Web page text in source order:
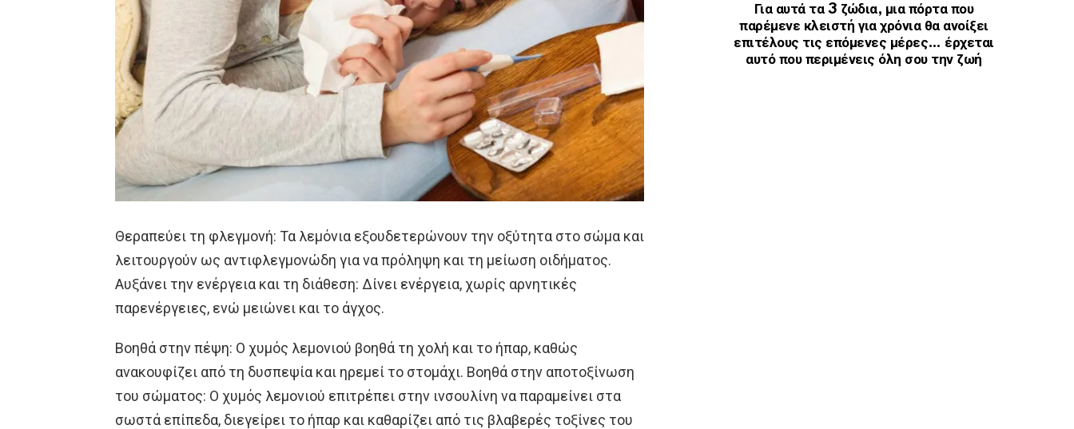
Θεραπεύει τη φλεγμονή: Τα λεμόνια εξουδετερώνουν την οξύτητα στο σώμα και
λειτουργούν ως αντιφλεγμονώδη για να πρόληψη και τη μείωση οιδήματος.
Αυξάνει την ενέργεια και τη διάθεση: Δίνει ενέργεια, χωρίς αρνητικές
παρενέργειες, ενώ μειώνει και το άγχος.
Βοηθά στην πέψη: Ο χυμός λεμονιού βοηθά τη χολή και το ήπαρ, καθώς
ανακουφίζει από τη δυσπεψία και ηρεμεί το στομάχι. Βοηθά στην αποτοξίνωση
του σώματος: Ο χυμός λεμονιού επιτρέπει στην ινσουλίνη να παραμείνει στα
σωστά επίπεδα, διεγείρει το ήπαρ και καθαρίζει από τις βλαβερές τοξίνες του
Για αυτά τα 3 ζώδια, μια πόρτα που
παρέμενε κλειστή για χρόνια θα ανοίξει
επιτέλους τις επόμενες μέρες… έρχεται
αυτό που περιμένεις όλη σου την ζωή